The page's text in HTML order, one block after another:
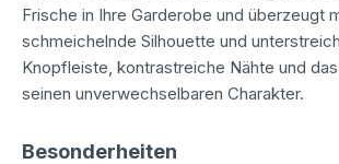
Frische in Ihre Garderobe und überzeugt
schmeichelnde Silhouette und
Knopfleiste, kontrastreiche Nähte und
seinen unverwechselbaren Charakter.
Besonderheiten